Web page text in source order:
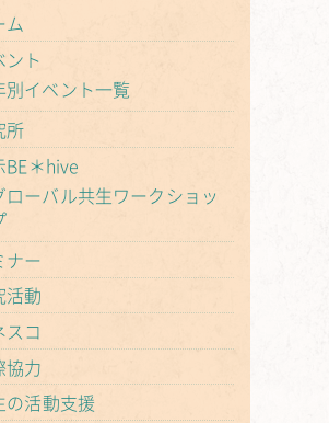
ム
ント
別イベント一覧
所
BE＊hive
ローバル共生ワークショッ
ナー
活動
スコ
協力
の活動支援